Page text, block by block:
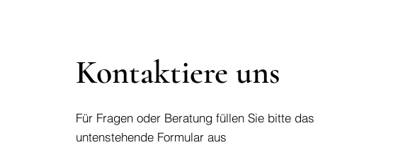
Kontaktiere uns
Für Fragen oder Beratung füllen Sie bitte das
untenstehende Formular aus